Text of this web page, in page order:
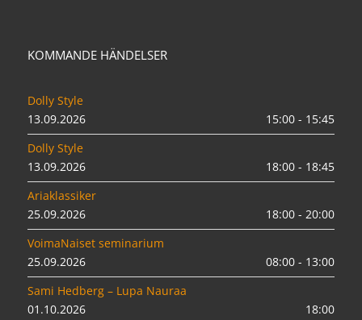
KOMMANDE HÄNDELSER
Dolly Style
13.09.2026
15:00 - 15:45
Dolly Style
13.09.2026
18:00 - 18:45
Ariaklassiker
25.09.2026
18:00 - 20:00
VoimaNaiset seminarium
25.09.2026
08:00 - 13:00
Sami Hedberg – Lupa Nauraa
01.10.2026
18:00